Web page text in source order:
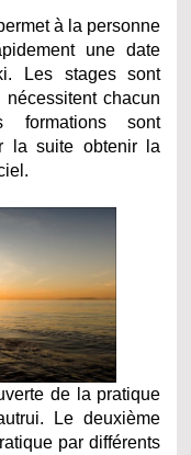
à la personne
une date
Les stages sont
chacun
formations sont
la suite obtenir la
de la pratique
Le deuxième
par différents